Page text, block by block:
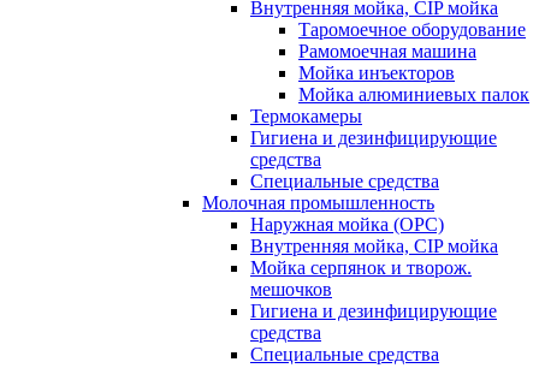
Внутренняя мойка, CIP мойка
Таромоечное оборудование
Рамомоечная машина
Мойка инъекторов
Мойка алюминиевых палок
Термокамеры
Гигиена и дезинфицирующие
средства
Специальные средства
Молочная промышленность
Наружная мойка (ОРС)
Внутренняя мойка, CIP мойка
Мойка серпянок и творож.
мешочков
Гигиена и дезинфицирующие
средства
Специальные средства